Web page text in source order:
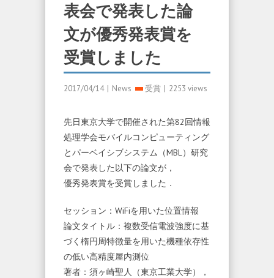
表会で発表した論
文が優秀発表賞を
受賞しました
2017/04/14 | News 受賞 | 2253 views
先日東京大学で開催された第82回情報
処理学会モバイルコンピューティング
とパーベイシブシステム（MBL）研究
会で発表した以下の論文が，
優秀発表賞を受賞しました．
セッション：WiFiを用いた位置情報
論文タイトル：複数受信電波強度に基
づく楕円周特徴量を用いた機種依存性
の低い高精度屋内測位
著者：須ヶ崎聖人（東京工業大学），